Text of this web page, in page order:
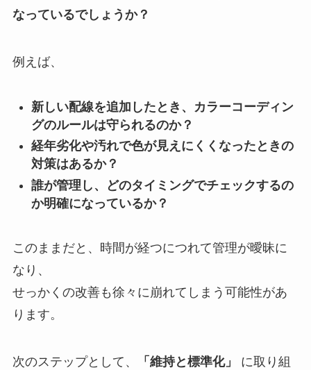
なっているでしょうか？
例えば、
新しい配線を追加したとき、カラーコーディン
グのルールは守られるのか？
経年劣化や汚れで色が見えにくくなったときの
対策はあるか？
誰が管理し、どのタイミングでチェックするの
か明確になっているか？
このままだと、時間が経つにつれて管理が曖昧に
なり、
せっかくの改善も徐々に崩れてしまう可能性があ
ります。
次のステップとして、 「維持と標準化」
に取り組